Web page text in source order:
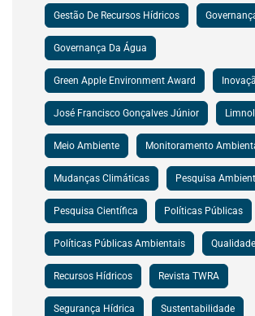
Gestão De Recursos Hídricos
Governança Da Água
Green Apple Environment Award
José Francisco Gonçalves Júnior
Meio Ambiente Monitoramento
Mudanças Climáticas Pesquisa
Pesquisa Científica Políticas Públicas
Políticas Públicas Ambientais
Recursos Hídricos Revista TWRA
Segurança Hídrica Sustentabilidade